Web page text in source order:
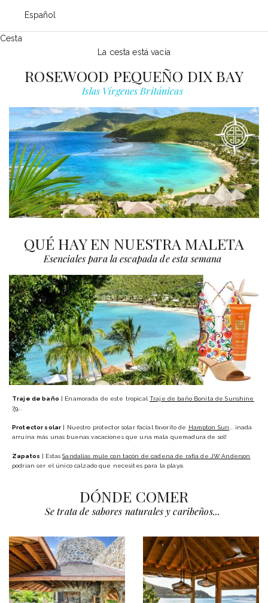
Español
Cesta
La cesta está vacía
ROSEWOOD PEQUEÑO DIX BAY
Islas Vírgenes Británicas
QUÉ HAY EN NUESTRA MALETA
Esenciales para la escapada de esta semana
Traje de baño | Enamorada de este tropicalTraje de baño Bonita de Sunshine
79...
Protector solar | Nuestro protector solar facial favorito de Hampton Sun... ¡nada
arruina más unas buenas vacaciones que una mala quemadura de sol!
Zapatos | EstasSandalias mule con tacón de cadena de rafia de JW Anderson
podrían ser el único calzado que necesites para la playa.
DÓNDE COMER
Se trata de sabores naturales y caribeños...